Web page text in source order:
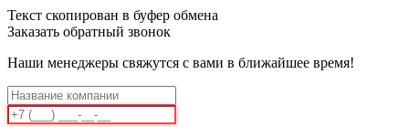
Текст скопирован в буфер обмена
Заказать обратный звонок
Наши менеджеры свяжутся с вами в ближайшее время!